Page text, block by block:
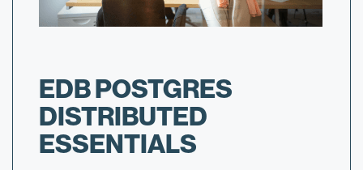
EDB POSTGRES
DISTRIBUTED
ESSENTIALS